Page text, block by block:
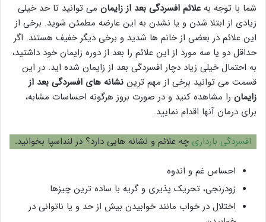
شما با توجه به علائم افسردگی بعد از زایمان می توانید تا حد خیلی
زیادی از ابتلا شدن و یا نشدن به این عارضه مطمئن شوید. برخی از
این علائم در بعضی از خانم ها شدید و برخی دیگر خفیف هستند. اگر
حداقل دو یا سه مورد از این علائم را بعد از دوره زایمان خود داشتید،
به احتمال خیلی زیاد دچار افسردگی بعد از زایمان شده اید. در این
قسمت می توانید برخی از مهم ترین نشانه های افسردگی بعد از
زایمان را مشاهده کنید و در صورت بروز هرگونه احساسات مشابه،
برای درمان آنها اقدام نمایید.
افسردگی بارداری چه علائم و نشانه هایی دارد؟ در لنداسپا بخوانید.
احساس غم و اندوه
زودرنجی، تحریک پذیری و گریه با ساده ترین چیزها
اختلال در خواب مانند خوابیدن بیش از حد و یا ناتوانی در